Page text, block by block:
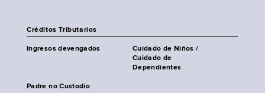
Créditos Tributarios
Ingresos devengados
Cuidado de Niños /
Cuidado de
Dependientes
Padre no Custodio